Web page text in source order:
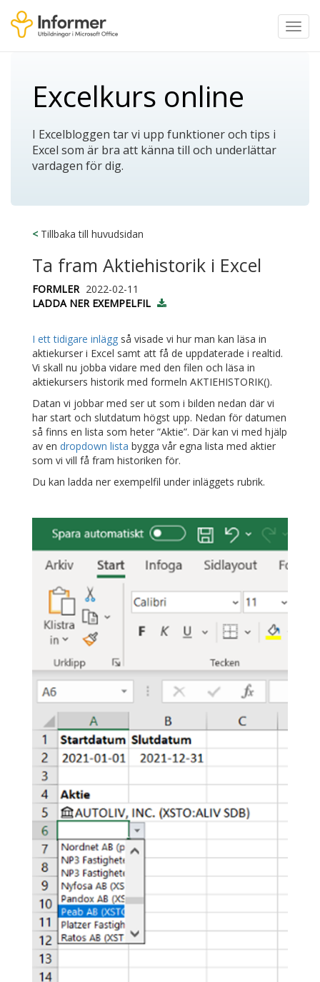
Excelkurs online
I Excelbloggen tar vi upp funktioner och tips i
Excel som är bra att känna till och underlättar
vardagen för dig.
< Tillbaka till huvudsidan
Ta fram Aktiehistorik i Excel
FORMLER 2022-02-11
LADDA NER EXEMPELFIL
I ett tidigare inlägg så visade vi hur man kan läsa in
aktiekurser i Excel samt att få de uppdaterade i realtid.
Vi skall nu jobba vidare med den filen och läsa in
aktiekursers historik med formeln AKTIEHISTORIK().
Datan vi jobbar med ser ut som i bilden nedan där vi
har start och slutdatum högst upp. Nedan för datumen
så finns en lista som heter ”Aktie”. Där kan vi med hjälp
av en dropdown lista bygga vår egna lista med aktier
som vi vill få fram historiken för.
Du kan ladda ner exempelfil under inläggets rubrik.